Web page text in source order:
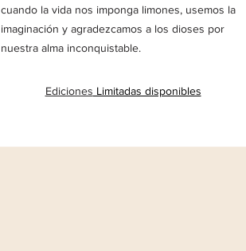
cuando la vida nos imponga limones, usemos la
imaginación y agradezcamos a los dioses por
nuestra alma inconquistable.
Ediciones Limitadas disponibles